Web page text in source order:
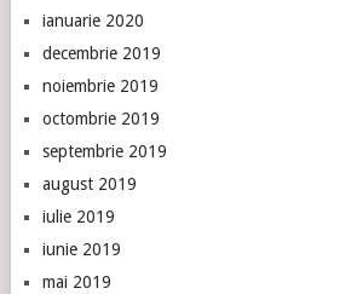
ianuarie 2020
decembrie 2019
noiembrie 2019
octombrie 2019
septembrie 2019
august 2019
iulie 2019
iunie 2019
mai 2019